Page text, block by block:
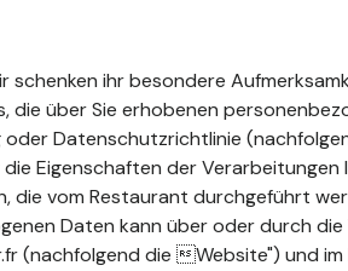
schenken ihr besondere
über Sie erhobenen
Datenschutzrichtlinie
Eigenschaften der Verarbeitungen
die vom Restaurant durchgeführt
Daten kann über oder durch
(nachfolgend die Website") und im